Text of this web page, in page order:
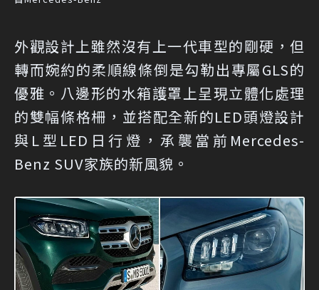
外觀設計上雖然沒有上一代車型的剛硬，但
轉而婉約的柔順線條倒是勾勒出專屬GLS的
優雅。八邊形的水箱護罩上呈現立體化處理
的雙幅條格柵，並搭配全新的LED頭燈設計
與L型LED日行燈，承襲當前Mercedes-
Benz SUV家族的新風貌。